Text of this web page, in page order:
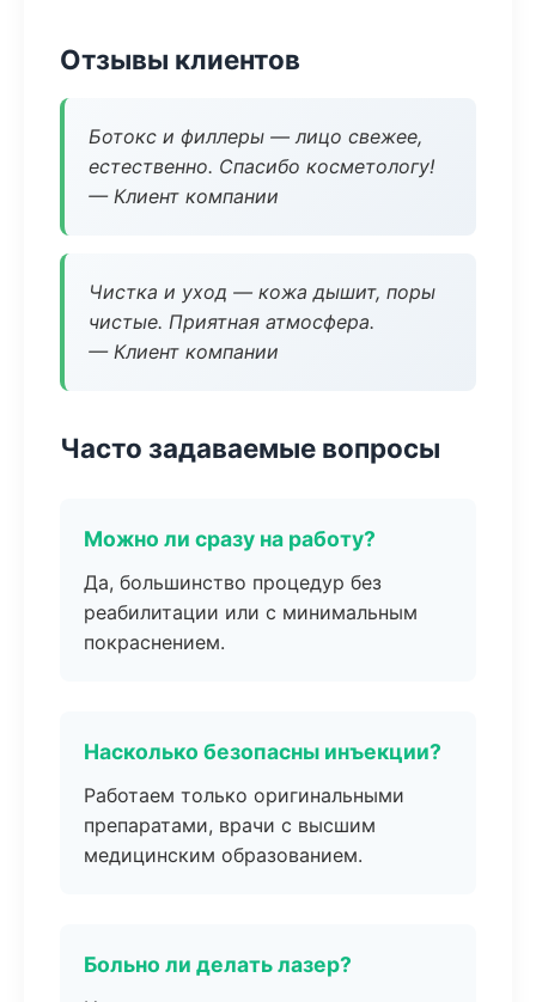
Отзывы клиентов
Ботокс и филлеры — лицо свежее,
естественно. Спасибо косметологу!
— Клиент компании
Чистка и уход — кожа дышит, поры
чистые. Приятная атмосфера.
— Клиент компании
Часто задаваемые вопросы
Можно ли сразу на работу?
Да, большинство процедур без
реабилитации или с минимальным
покраснением.
Насколько безопасны инъекции?
Работаем только оригинальными
препаратами, врачи с высшим
медицинским образованием.
Больно ли делать лазер?